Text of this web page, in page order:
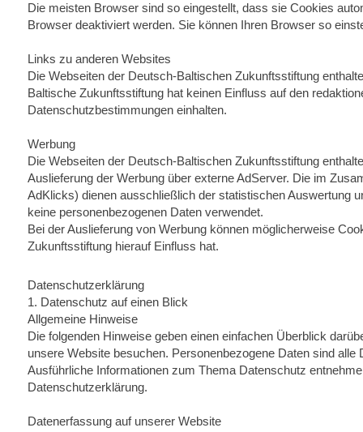
Die meisten Browser sind so eingestellt, dass sie Cookies
Browser deaktiviert werden. Sie können Ihren Browser so
Links zu anderen Websites
Die Webseiten der Deutsch-Baltischen Zukunftsstiftung
Baltische Zukunftsstiftung hat keinen Einfluss auf den
Datenschutzbestimmungen einhalten.
Werbung
Die Webseiten der Deutsch-Baltischen Zukunftsstiftung
Auslieferung der Werbung über externe AdServer. Die im
AdKlicks) dienen ausschließlich der statistischen Auswertung
keine personenbezogenen Daten verwendet.
Bei der Auslieferung von Werbung können möglicherweise
Zukunftsstiftung hierauf Einfluss hat.
Datenschutzerklärung
1. Datenschutz auf einen Blick
Allgemeine Hinweise
Die folgenden Hinweise geben einen einfachen Überblick
unsere Website besuchen. Personenbezogene Daten sind
Ausführliche Informationen zum Thema Datenschutz
Datenschutzerklärung.
Datenerfassung auf unserer Website